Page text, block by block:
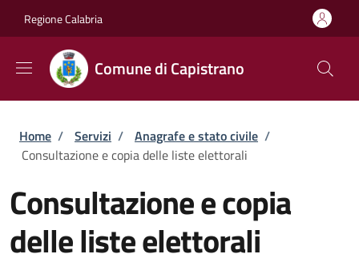
Regione Calabria
Comune di Capistrano
Briciole di pane
Home / Servizi / Anagrafe e stato civile /
Consultazione e copia delle liste elettorali
Consultazione e copia
delle liste elettorali